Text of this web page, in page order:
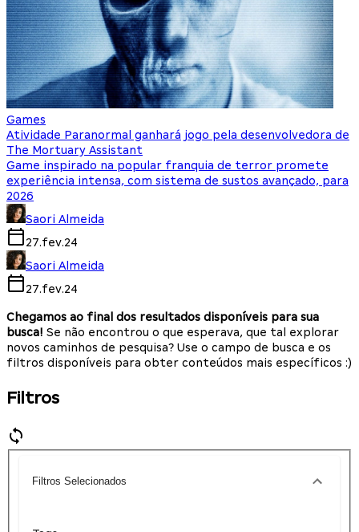
Games
Atividade Paranormal ganhará jogo pela desenvolvedora de
The Mortuary Assistant
Game inspirado na popular franquia de terror promete
experiência intensa, com sistema de sustos avançado, para
2026
Saori Almeida
27.fev.24
Saori Almeida
27.fev.24
Chegamos ao final dos resultados disponíveis para sua
busca! Se não encontrou o que esperava, que tal explorar
novos caminhos de pesquisa? Use o campo de busca e os
filtros disponíveis para obter conteúdos mais específicos :)
Filtros
Filtros Selecionados